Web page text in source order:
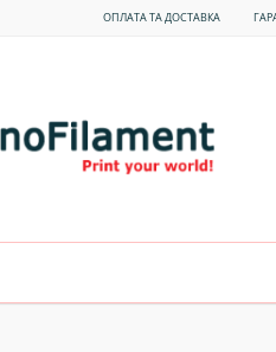
ОПЛАТА ТА ДОСТАВКА